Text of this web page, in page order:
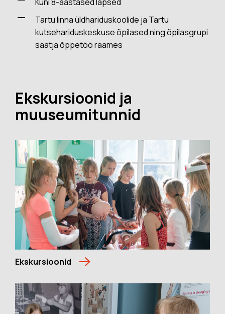
Tartu linna üldhariduskoolide ja Tartu
kutsehariduskeskuse õpilased ning õpilasgrupi
saatja õppetöö raames
Ekskursioonid ja
muuseumitunnid
Ekskursioonid